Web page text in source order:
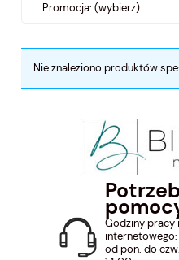
Promocja: (wybierz)
Nie znaleziono produktów
Godziny pracy
internetowego:
od pon. do